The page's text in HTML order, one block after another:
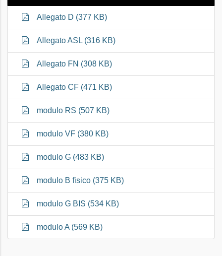
Allegato D (377 KB)
Allegato ASL (316 KB)
Allegato FN (308 KB)
Allegato CF (471 KB)
modulo RS (507 KB)
modulo VF (380 KB)
modulo G (483 KB)
modulo B fisico (375 KB)
modulo G BIS (534 KB)
modulo A (569 KB)